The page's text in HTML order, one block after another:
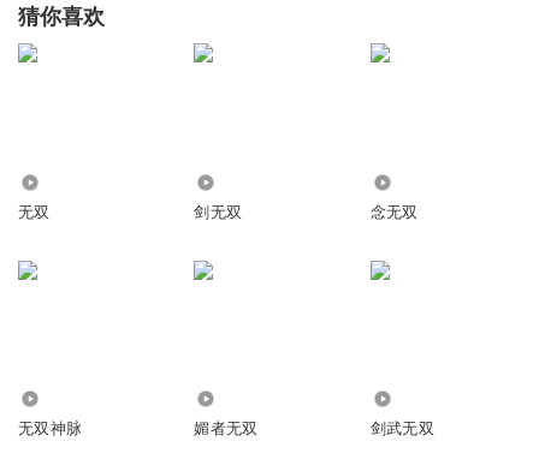
猜你喜欢
无双 剑无双 念无双
无双神脉 媚者无双 剑武无双